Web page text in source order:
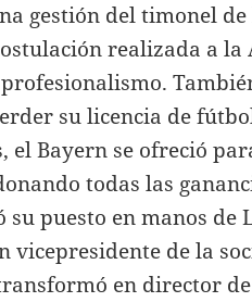
gestión del timonel
realizada a
su licencia de
el Bayern se ofreció
todas las
su puesto en manos de
vicepresidente de la
en director